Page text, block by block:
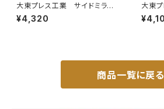
大東プレス工業 サイドミラー/
バックミラースバル サンバー
左 99年～ DI-641
¥4,320
大東
バック
ト 右
商品一覧に戻る